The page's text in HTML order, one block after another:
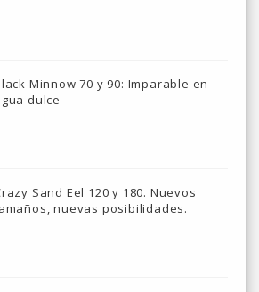
Minnow 70 y 90: Imparable en
dulce
Sand Eel 120 y 180. Nuevos
nuevas posibilidades.